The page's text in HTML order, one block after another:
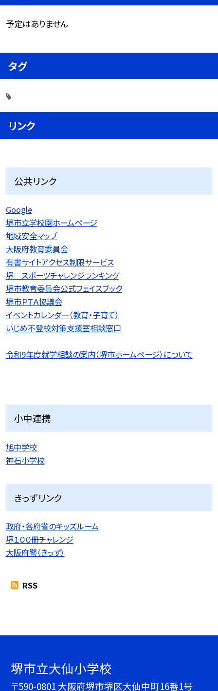
予定はありません
タグ
リンク
公共リンク
Google
堺市立学校園ホームページ
地域安全マップ
大阪府教育委員会
有害サイトアクセス制限サービス
堺 スポーツチャレンジランキング
堺市教育委員会公式フェイスブック
堺市ＰＴＡ協議会
イベントカレンダー（教育・子育て）
いじめ不登校対策支援室相談窓口
令和9年度就学相談の案内（堺市ホームページ）について
小中連携
旭中学校
神石小学校
きっずリンク
政府・各府省のキッズルーム
堺１００冊チャレンジ
大阪府警（きっず）
RSS
堺市立大仙小学校
〒590-0801 大阪府堺市堺区大仙中町16番1号